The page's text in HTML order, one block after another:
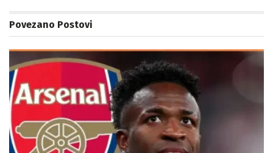
Povezano Postovi